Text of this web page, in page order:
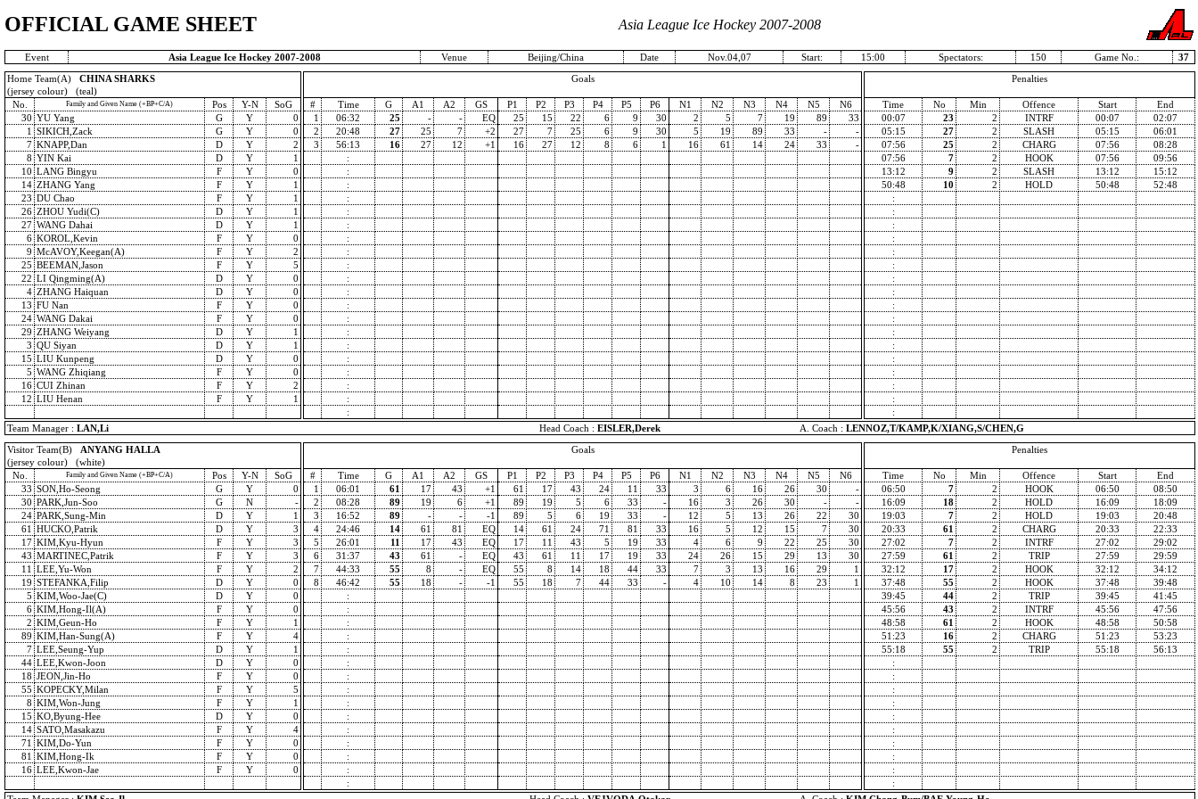
OFFICIAL GAME SHEET Asia League Ice Hockey 2007-2008
Event Asia League Ice Hockey 2007-2008 Venue Beijing/China Date Nov.04,07 Start: 15:00 Spectators: 150 Game No.:
37
Home Team(A) CHINA SHARKS
(jersey colour) (teal)
No.
Family and Given Name (+BP+C/A) Pos Y-N
SoG
30 YU Yang G Y
0
1 SIKICH,Zack G Y
0
7 KNAPP,Dan D Y
2
8 YIN Kai D Y
1
10 LANG Bingyu F Y
0
14 ZHANG Yang F Y
1
23 DU Chao F Y
1
26 ZHOU Yudi(C) D Y
1
27 WANG Dahai D Y
1
6 KOROL,Kevin F Y
0
9 McAVOY,Keegan(A) F Y
2
25 BEEMAN,Jason F Y
5
22 LI Qingming(A) D Y
0
4 ZHANG Haiquan D Y
0
13 FU Nan F Y
0
24 WANG Dakai F Y
0
29 ZHANG Weiyang D Y
1
3 QU Siyan D Y
1
15 LIU Kunpeng D Y
0
5 WANG Zhiqiang F Y
0
16 CUI Zhinan F Y
2
12 LIU Henan F Y 1
Goals
# Time G A1 A2 GS P1 P2 P3 P4 P5 P6 N1 N2 N3 N4 N5
N6
1
06:32 25 - - EQ 25 15 22 6 9 30 2 5 7 19 89
33
2
20:48 27 25 7 +2 27 7 25 6 9 30 5 19 89 33 -
-
3
56:13 16 27 12 +1 16 27 12 8 6 1 16 61 14 24 33
-
:
:
:
:
:
:
:
:
:
:
:
:
:
:
:
:
:
:
:
:
Penalties
Time No Min Offence Start
End
00:07
23 2 INTRF 00:07
02:07
05:15
27 2 SLASH 05:15
06:01
07:56
25 2 CHARG 07:56
08:28
07:56
7 2 HOOK 07:56
09:56
13:12
9 2 SLASH 13:12
15:12
50:48
10 2 HOLD 50:48
52:48
:
:
:
:
:
:
:
:
:
:
:
:
:
:
:
:
:
Team Manager : LAN,Li Head Coach : EISLER,Derek A. Coach : LENNOZ,T/KAMP,K/XIANG,S/CHEN,G
Visitor Team(B) ANYANG HALLA
(jersey colour) (white)
No.
Family and Given Name (+BP+C/A) Pos Y-N
SoG
33 SON,Ho-Seong G Y
0
30 PARK,Jun-Soo G N
-
24 PARK,Sung-Min D Y
1
61 HUCKO,Patrik D Y
3
17 KIM,Kyu-Hyun F Y
3
43 MARTINEC,Patrik F Y
3
11 LEE,Yu-Won F Y
2
19 STEFANKA,Filip D Y
0
5 KIM,Woo-Jae(C) D Y
0
6 KIM,Hong-Il(A) F Y
0
2 KIM,Geun-Ho F Y
1
89 KIM,Han-Sung(A) F Y
4
7 LEE,Seung-Yup D Y
1
44 LEE,Kwon-Joon D Y
0
18 JEON,Jin-Ho F Y
0
55 KOPECKY,Milan F Y
5
8 KIM,Won-Jung F Y
1
15 KO,Byung-Hee D Y
0
14 SATO,Masakazu F Y
4
71 KIM,Do-Yun F Y
0
81 KIM,Hong-Ik F Y
0
16 LEE,Kwon-Jae F Y 0
Goals
# Time G A1 A2 GS P1 P2 P3 P4 P5 P6 N1 N2 N3 N4 N5
N6
1
06:01 61 17 43 +1 61 17 43 24 11 33 3 6 16 26 30
-
2
08:28 89 19 6 +1 89 19 5 6 33 - 16 3 26 30 -
-
3
16:52 89 - - -1 89 5 6 19 33 - 12 5 13 26 22
30
4
24:46 14 61 81 EQ 14 61 24 71 81 33 16 5 12 15 7
30
5
26:01 11 17 43 EQ 17 11 43 5 19 33 4 6 9 22 25
30
6
31:37 43 61 - EQ 43 61 11 17 19 33 24 26 15 29 13
30
7
44:33 55 8 - EQ 55 8 14 18 44 33 7 3 13 16 29
1
8
46:42 55 18 - -1 55 18 7 44 33 - 4 10 14 8 23
1
:
:
:
:
:
:
:
:
:
:
:
:
:
:
:
Penalties
Time No Min Offence Start
End
06:50
7 2 HOOK 06:50
08:50
16:09
18 2 HOLD 16:09
18:09
19:03
7 2 HOLD 19:03
20:48
20:33
61 2 CHARG 20:33
22:33
27:02
7 2 INTRF 27:02
29:02
27:59
61 2 TRIP 27:59
29:59
32:12
17 2 HOOK 32:12
34:12
37:48
55 2 HOOK 37:48
39:48
39:45
44 2 TRIP 39:45
41:45
45:56
43 2 INTRF 45:56
47:56
48:58
61 2 HOOK 48:58
50:58
51:23
16 2 CHARG 51:23
53:23
55:18
55 2 TRIP 55:18
56:13
:
:
:
:
:
:
:
:
:
: